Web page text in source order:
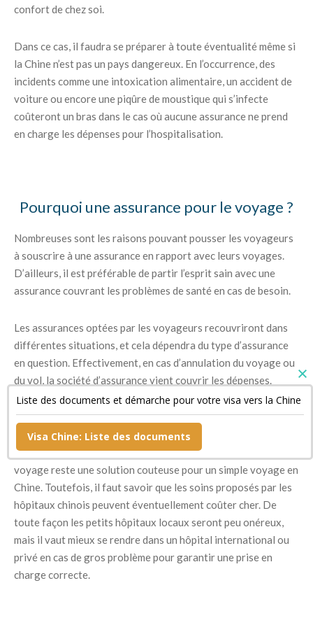
confort de chez soi.
Dans ce cas, il faudra se préparer à toute éventualité même si
la Chine n’est pas un pays dangereux. En l’occurrence, des
incidents comme une intoxication alimentaire, un accident de
voiture ou encore une piqûre de moustique qui s’infecte
coûteront un bras dans le cas où aucune assurance ne prend
en charge les dépenses pour l’hospitalisation.
Pourquoi une assurance pour le voyage ?
Nombreuses sont les raisons pouvant pousser les voyageurs
à souscrire à une assurance en rapport avec leurs voyages.
D’ailleurs, il est préférable de partir l’esprit sain avec une
assurance couvrant les problèmes de santé en cas de besoin.
Les assurances optées par les voyageurs recouvriront dans
différentes situations, et cela dépendra du type d’assurance
en question. Effectivement, en cas d’annulation du voyage ou
du vol, la société d’assurance vient couvrir les dépenses.
Cette dernière couvrira également les dépenses dans le cas
où l’assuré perde ses bagages ou ses médicaments vitaux.
Plusieurs voyageurs pensent également qu’une assurance
voyage reste une solution couteuse pour un simple voyage en
Chine. Toutefois, il faut savoir que les soins proposés par les
hôpitaux chinois peuvent éventuellement coûter cher. De
toute façon les petits hôpitaux locaux seront peu onéreux,
mais il vaut mieux se rendre dans un hôpital international ou
privé en cas de gros problème pour garantir une prise en
charge correcte.
Liste des documents et démarche pour votre visa vers la Chine
Visa Chine: Liste des documents